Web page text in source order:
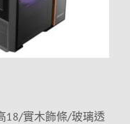
18/實木飾條/玻璃透